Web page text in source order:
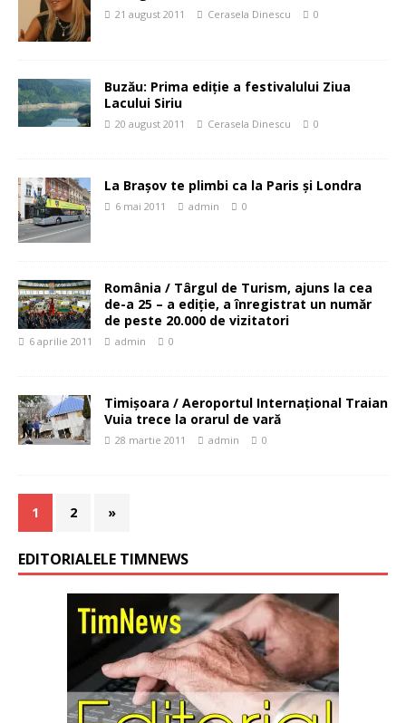
21 august 2011 Cerasela Dinescu 0
Buzău: Prima ediţie a festivalului Ziua
Lacului Siriu
20 august 2011 Cerasela Dinescu 0
La Brașov te plimbi ca la Paris și Londra
6 mai 2011 admin 0
România / Târgul de Turism, ajuns la cea
de-a 25 – a ediţie, a înregistrat un număr
de peste 20.000 de vizitatori
6 aprilie 2011 admin 0
Timişoara / Aeroportul Internaţional Traian
Vuia trece la orarul de vară
28 martie 2011 admin 0
1 2 »
EDITORIALELE TIMNEWS